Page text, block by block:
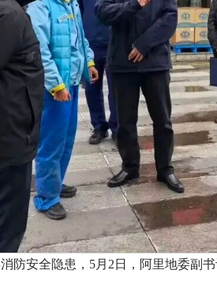
防安全隐患，5月2日，阿里地委副